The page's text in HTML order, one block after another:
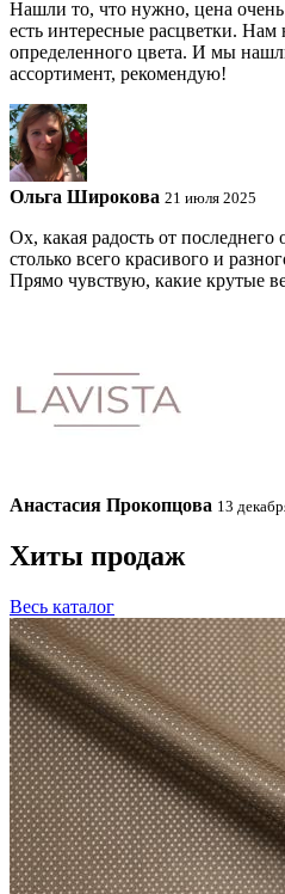
Нашли то, что нужно, цена
есть интересные расцветки.
определенного цвета. И мы
ассортимент, рекомендую!
Ольга Широкова 21 июля 2025
Ох, какая радость от последнего
столько всего красивого и
Прямо чувствую, какие крутые
Анастасия Прокопцова 13
Хиты продаж
Весь каталог